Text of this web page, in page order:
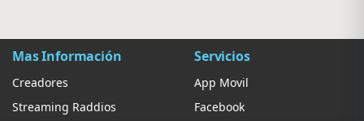
Mas Información
Creadores
Streaming Raddios
Servicios
App Movil
Facebook